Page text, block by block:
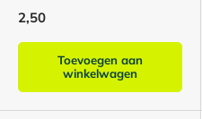
2,50
Toevoegen aan
winkelwagen